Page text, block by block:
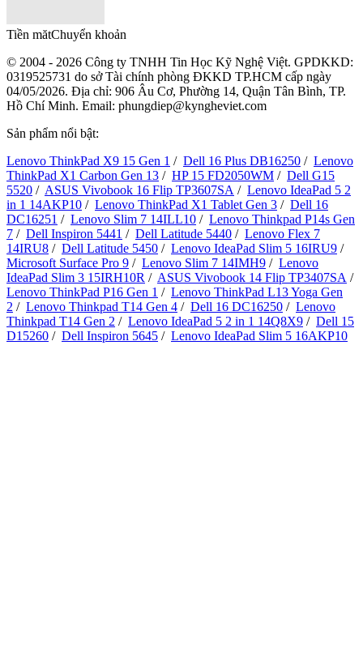
Tiền mătChuyển khoản
© 2004 - 2026 Công ty TNHH Tin Học Kỹ Nghệ Việt. GPDKKD:
0319525731 do sở Tài chính phòng ĐKKD TP.HCM cấp ngày
04/05/2026. Địa chỉ: 906 Âu Cơ, Phường 14, Quận Tân Bình, TP.
Hồ Chí Minh. Email: phungdiep@kyngheviet.com
Sản phẩm nổi bật:
Lenovo ThinkPad X9 15 Gen 1 / Dell 16 Plus DB16250 / Lenovo
ThinkPad X1 Carbon Gen 13 / HP 15 FD2050WM / Dell G15
5520 / ASUS Vivobook 16 Flip TP3607SA / Lenovo IdeaPad 5 2
in 1 14AKP10 / Lenovo ThinkPad X1 Tablet Gen 3 / Dell 16
DC16251 / Lenovo Slim 7 14ILL10 / Lenovo Thinkpad P14s Gen
7 / Dell Inspiron 5441 / Dell Latitude 5440 / Lenovo Flex 7
14IRU8 / Dell Latitude 5450 / Lenovo IdeaPad Slim 5 16IRU9 /
Microsoft Surface Pro 9 / Lenovo Slim 7 14IMH9 / Lenovo
IdeaPad Slim 3 15IRH10R / ASUS Vivobook 14 Flip TP3407SA /
Lenovo ThinkPad P16 Gen 1 / Lenovo ThinkPad L13 Yoga Gen
2 / Lenovo Thinkpad T14 Gen 4 / Dell 16 DC16250 / Lenovo
Thinkpad T14 Gen 2 / Lenovo IdeaPad 5 2 in 1 14Q8X9 / Dell 15
D15260 / Dell Inspiron 5645 / Lenovo IdeaPad Slim 5 16AKP10